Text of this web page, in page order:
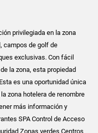
privilegiada en la zona
campos de golf de
exclusivas. Con fácil
la zona, esta propiedad
es una oportunidad única
zona hotelera de renombre
más información y
SPA Control de Acceso
Zonas verdes Centros